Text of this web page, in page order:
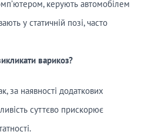
керують автомобілем
у статичній позі, часто
варикоз?
за наявності додаткових
суттєво прискорює